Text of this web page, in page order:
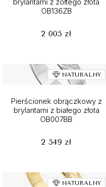
OB136ZB
2 005 zł
NATURALNY
Pierścionek obrączkowy z
brylantami z białego złota
OB007BB
2 549 zł
NATURALNY